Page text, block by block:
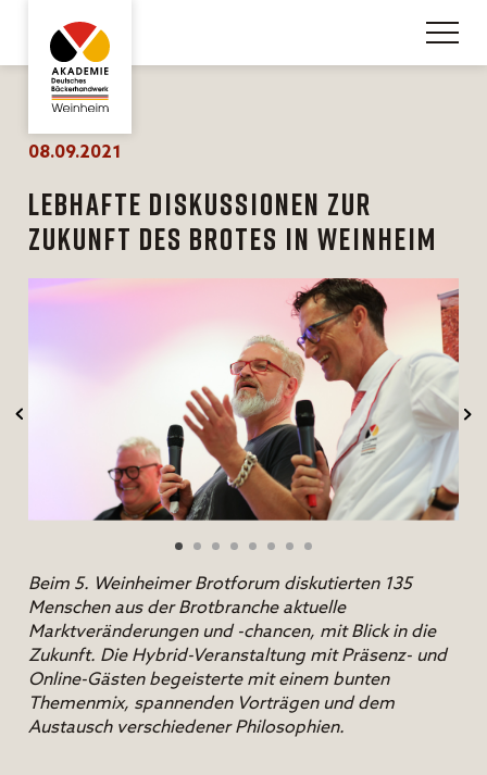
08.09.2021
Lebhafte Diskussionen zur
Zukunft des Brotes in Weinheim
Beim 5. Weinheimer Brotforum diskutierten 135
Menschen aus der Brotbranche aktuelle
Marktveränderungen und -chancen, mit Blick in die
Zukunft. Die Hybrid-Veranstaltung mit Präsenz- und
Online-Gästen begeisterte mit einem bunten
Themenmix, spannenden Vorträgen und dem
Austausch verschiedener Philosophien.